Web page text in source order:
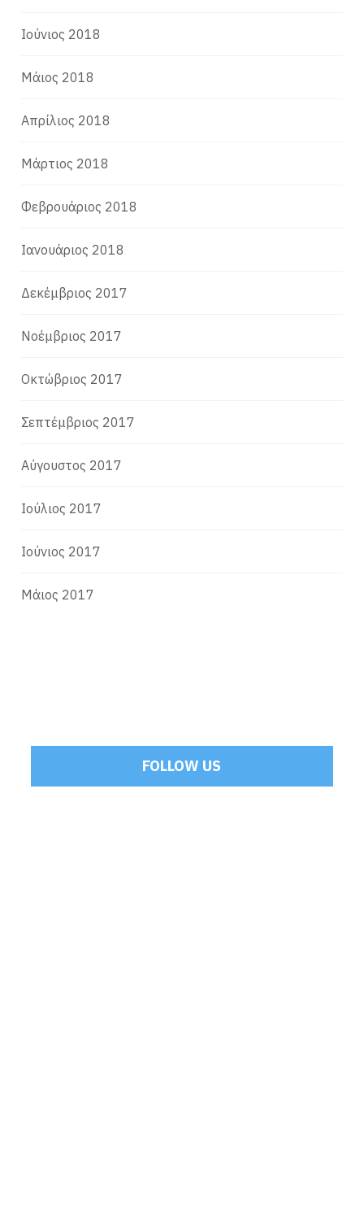
Ιούνιος 2018
Μάιος 2018
Απρίλιος 2018
Μάρτιος 2018
Φεβρουάριος 2018
Ιανουάριος 2018
Δεκέμβριος 2017
Νοέμβριος 2017
Οκτώβριος 2017
Σεπτέμβριος 2017
Αύγουστος 2017
Ιούλιος 2017
Ιούνιος 2017
Μάιος 2017
FOLLOW US